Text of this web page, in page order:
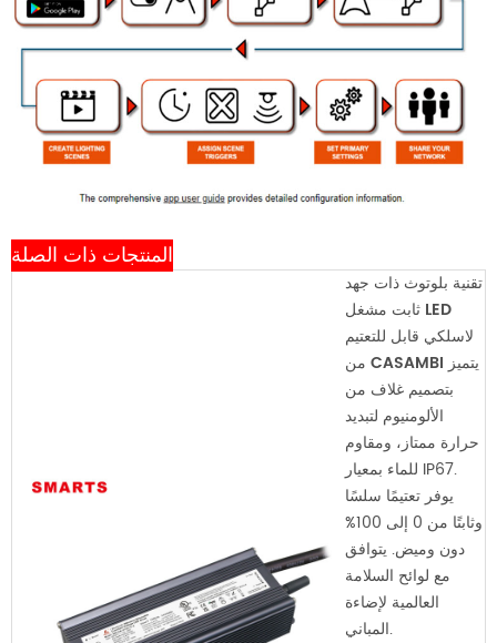
المنتجات ذات الصلة
تقنية بلوتوث ذات جهد
ثابت مشغل LED
لاسلكي قابل للتعتيم
من CASAMBI يتميز
بتصميم غلاف من
الألومنيوم لتبديد
حرارة ممتاز، ومقاوم
للماء بمعيار IP67.
يوفر تعتيمًا سلسًا
وثابتًا من 0 إلى 100%
دون وميض. يتوافق
مع لوائح السلامة
العالمية لإضاءة
المباني.